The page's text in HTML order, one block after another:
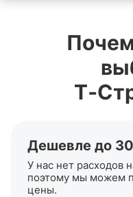
Дешевле до
У нас нет расходов
поэтому мы можем
цены.